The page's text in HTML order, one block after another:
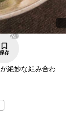
741
保存
絶妙な組み合わ
シピです。
セントが、お酒の